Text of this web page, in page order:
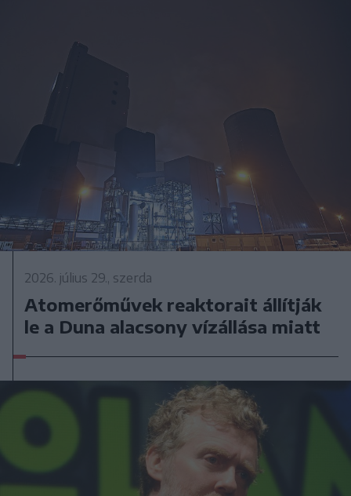
2026. július 29., szerda
Atomerőművek reaktorait állítják
le a Duna alacsony vízállása miatt